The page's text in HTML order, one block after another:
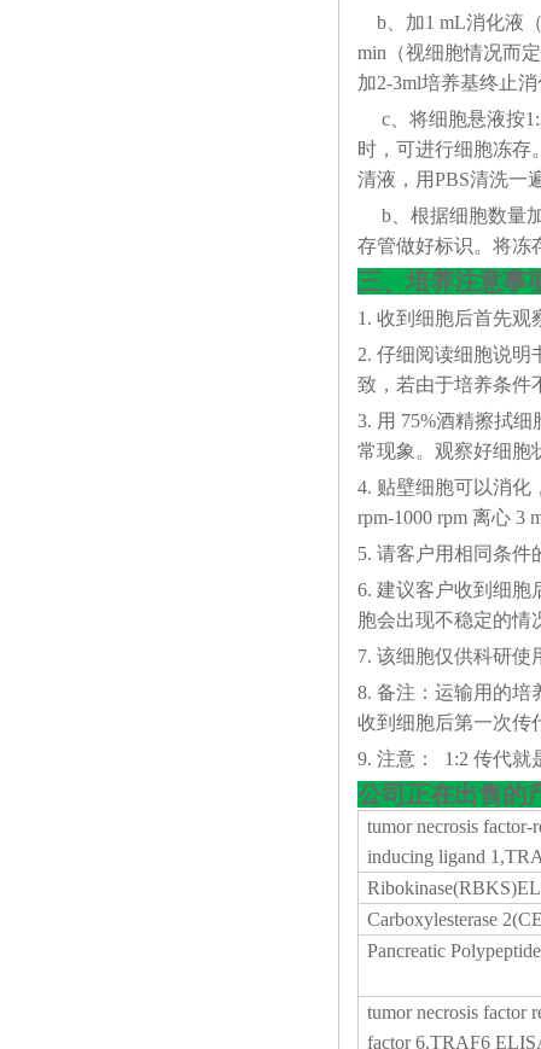
b、加1 mL消化液
min（视细胞情况而
加2-3ml培养基终止
c、将细胞悬液按
时，可进行细胞冻存
清液，用PBS清洗一
b、根据细胞数量加
存管做好标识。将冻
三、培养注意事
1. 收到细胞后首先
2. 仔细阅读细胞说
致，若由于培养条件
3. 用 75%酒精擦拭
常现象。观察好细胞
4. 贴壁细胞可以消化
rpm-1000 rpm 离心
5. 请客户用相同条件
6. 建议客户收到细胞
胞会出现不稳定的
7. 该细胞仅供科研使
8. 备注：运输用的
收到细胞后第一次传
9. 注意： 1:2 传代就
公司正在出售的
tumor necrosis factor-
inducing ligand
Carboxylesterase
Pancreatic
tumor necrosis factor
factor 6,TRAF6